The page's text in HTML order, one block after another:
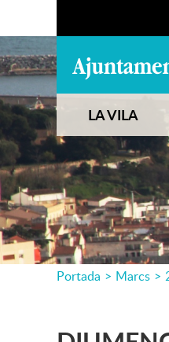
LA VILA
Portada > Marcs >